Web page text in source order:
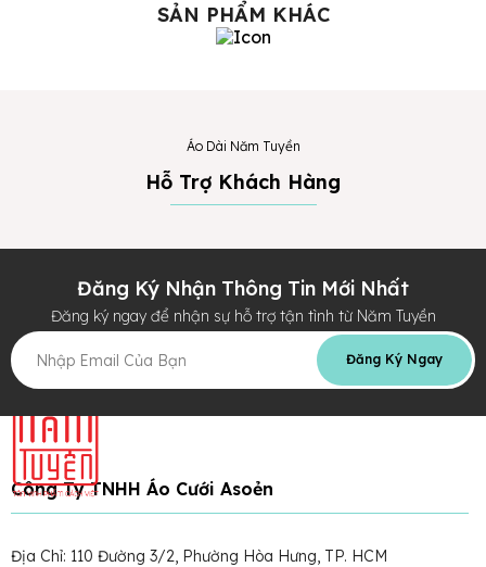
SẢN PHẨM KHÁC
Áo Dài Năm Tuyền
Hỗ Trợ Khách Hàng
Đăng Ký Nhận Thông Tin Mới Nhất
Đăng ký ngay để nhận sự hỗ trợ tận tình từ Năm Tuyền
Đăng Ký Ngay
Công Ty TNHH Áo Cưới Asoẻn
Địa Chỉ: 110 Đường 3/2, Phường Hòa Hưng, TP. HCM